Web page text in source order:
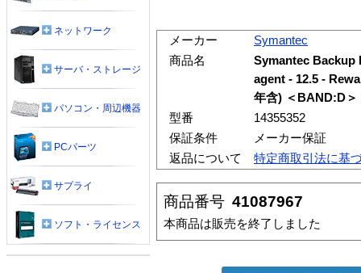
メーカー
Symantec
商品名
Symantec Backup
agent - 12.5 -
年含) ＜BAND:D＞
型番
14355352
保証条件
メーカー保証
返品について
特定商取引法に基
商品番号 41087967
本商品は販売を終了しました
ネットワーク
サーバ・ストレージ
パソコン・周辺機器
PCパーツ
サプライ
ソフト・ライセンス